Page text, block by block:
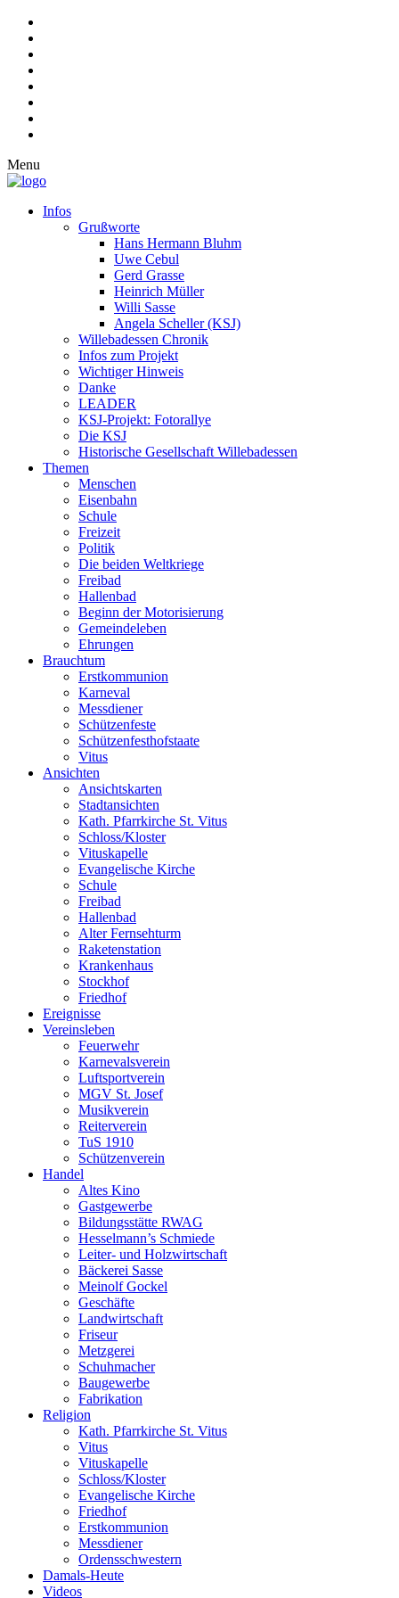
Menu
Infos
Grußworte
Hans Hermann Bluhm
Uwe Cebul
Gerd Grasse
Heinrich Müller
Willi Sasse
Angela Scheller (KSJ)
Willebadessen Chronik
Infos zum Projekt
Wichtiger Hinweis
Danke
LEADER
KSJ-Projekt: Fotorallye
Die KSJ
Historische Gesellschaft Willebadessen
Themen
Menschen
Eisenbahn
Schule
Freizeit
Politik
Die beiden Weltkriege
Freibad
Hallenbad
Beginn der Motorisierung
Gemeindeleben
Ehrungen
Brauchtum
Erstkommunion
Karneval
Messdiener
Schützenfeste
Schützenfesthofstaate
Vitus
Ansichten
Ansichtskarten
Stadtansichten
Kath. Pfarrkirche St. Vitus
Schloss/Kloster
Vituskapelle
Evangelische Kirche
Schule
Freibad
Hallenbad
Alter Fernsehturm
Raketenstation
Krankenhaus
Stockhof
Friedhof
Ereignisse
Vereinsleben
Feuerwehr
Karnevalsverein
Luftsportverein
MGV St. Josef
Musikverein
Reiterverein
TuS 1910
Schützenverein
Handel
Altes Kino
Gastgewerbe
Bildungsstätte RWAG
Hesselmann’s Schmiede
Leiter- und Holzwirtschaft
Bäckerei Sasse
Meinolf Gockel
Geschäfte
Landwirtschaft
Friseur
Metzgerei
Schuhmacher
Baugewerbe
Fabrikation
Religion
Kath. Pfarrkirche St. Vitus
Vitus
Vituskapelle
Schloss/Kloster
Evangelische Kirche
Friedhof
Erstkommunion
Messdiener
Ordensschwestern
Damals-Heute
Videos